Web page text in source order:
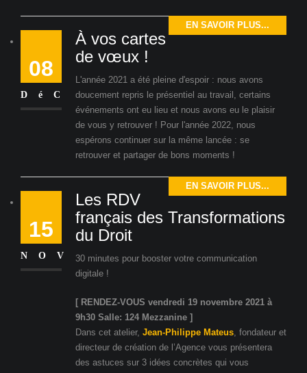
EN SAVOIR PLUS...
08
DéC
À vos cartes
de vœux !
L'année 2021 a été pleine d'espoir : nous avons
doucement repris le présentiel au travail, certains
événements ont eu lieu et nous avons eu le plaisir
de vous y retrouver ! Pour l'année 2022, nous
espérons continuer sur la même lancée : se
retrouver et partager de bons moments !
EN SAVOIR PLUS...
15
NOV
Les RDV
français des Transformations
du Droit
30 minutes pour booster votre communication
digitale !
[ RENDEZ-VOUS vendredi 19 novembre 2021 à
9h30 Salle: 124 Mezzanine ]
Dans cet atelier, Jean-Philippe Mateus, fondateur et
directeur de création de l’Agence vous présentera
des astuces sur 3 idées concrètes qui vous